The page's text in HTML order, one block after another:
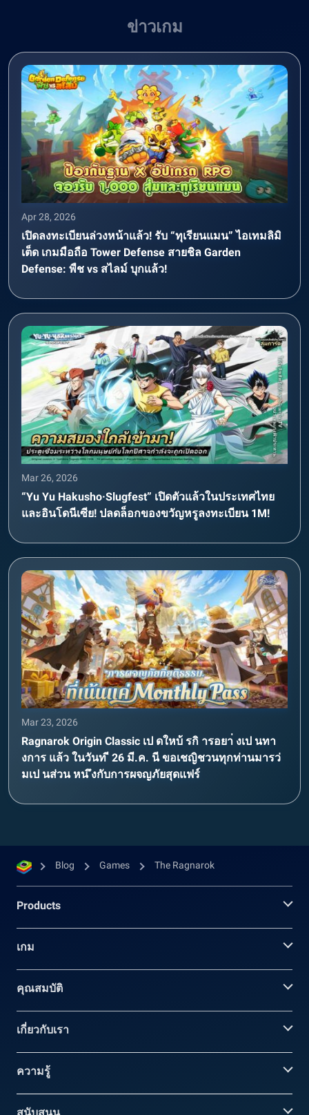
ข่าวเกม
Apr 28, 2026
เปิดลงทะเบียนล่วงหน้าแล้ว! รับ “ทุเรียนแมน” ไอเทมลิมิ
เต็ด เกมมือถือ Tower Defense สายชิล Garden
Defense: พืช vs สไลม์ บุกแล้ว!
Mar 26, 2026
“Yu Yu Hakusho·Slugfest” เปิดตัวแล้วในประเทศไทย
และอินโดนีเซีย! ปลดล็อกของขวัญหรูลงทะเบียน 1M!
Mar 23, 2026
Ragnarok Origin Classic เป ดใหบ้ รกิ ารอยา่ งเป นทา
งการ แล้ว ในวันท ี 26 มี.ค. นี ขอเชญิชวนทุกท่านมารว่
มเป นส่วน หน ึงกับการผจญภัยสุดแฟร์
Blog Games The Ragnarok
Products
เกม
คุณสมบัติ
เกี่ยวกับเรา
ความรู้